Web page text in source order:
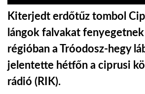
GLOBOTV BP
HÍR3D
Kiterjedt erdőtűz tombol
lángok falvakat fenyegetnek
régióban a Tróodosz-hegy
jelentette hétfőn a ciprusi
rádió (RIK).